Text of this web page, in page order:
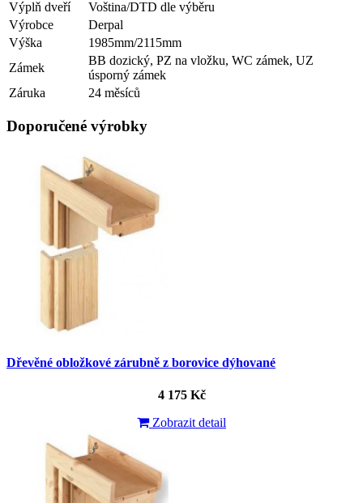
Výplň dveří
Voština/DTD dle výběru
Výrobce
Derpal
Výška
1985mm/2115mm
Zámek
BB dozický, PZ na vložku, WC zámek, UZ
úsporný zámek
Záruka
24 měsíců
Doporučené výrobky
Dřevěné obložkové zárubně z borovice dýhované
4 175 Kč
Zobrazit detail